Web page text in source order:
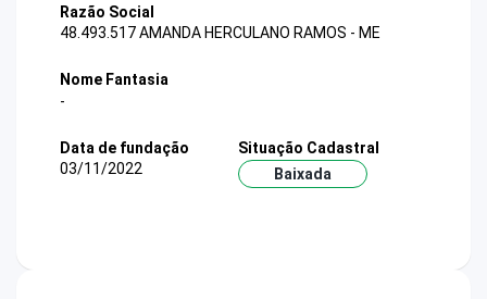
Razão Social
48.493.517 AMANDA HERCULANO RAMOS - ME
Nome Fantasia
-
Data de fundação
03/11/2022
Situação Cadastral
Baixada